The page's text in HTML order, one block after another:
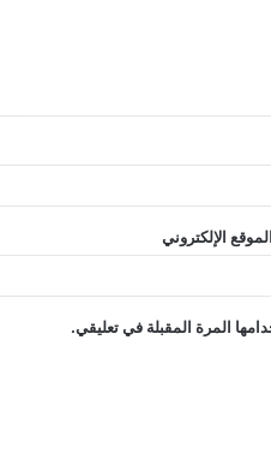
الموقع الإلكتروني
المرة المقبلة في تعليقي.